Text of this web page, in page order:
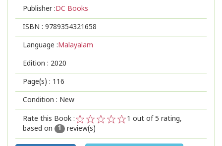
Publisher :DC Books
ISBN : 9789354321658
Language :Malayalam
Edition : 2020
Page(s) : 116
Condition : New
Rate this Book :
2
1
1 out of 5 rating,
based on
1 review(s)